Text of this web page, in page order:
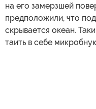
на его замерзшей
предположили, что
скрывается океан.
таить в себе